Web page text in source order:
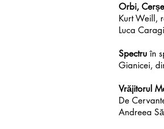
Orbi,
Kurt Weill,
Luca
Spectruîn
Gianicei,
Vrăjitorul
De
Andreea